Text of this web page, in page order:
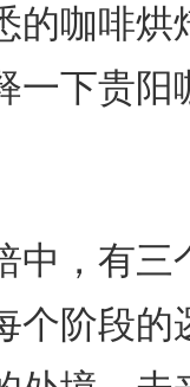
咖啡烘
一下贵阳
，有三
个阶段的